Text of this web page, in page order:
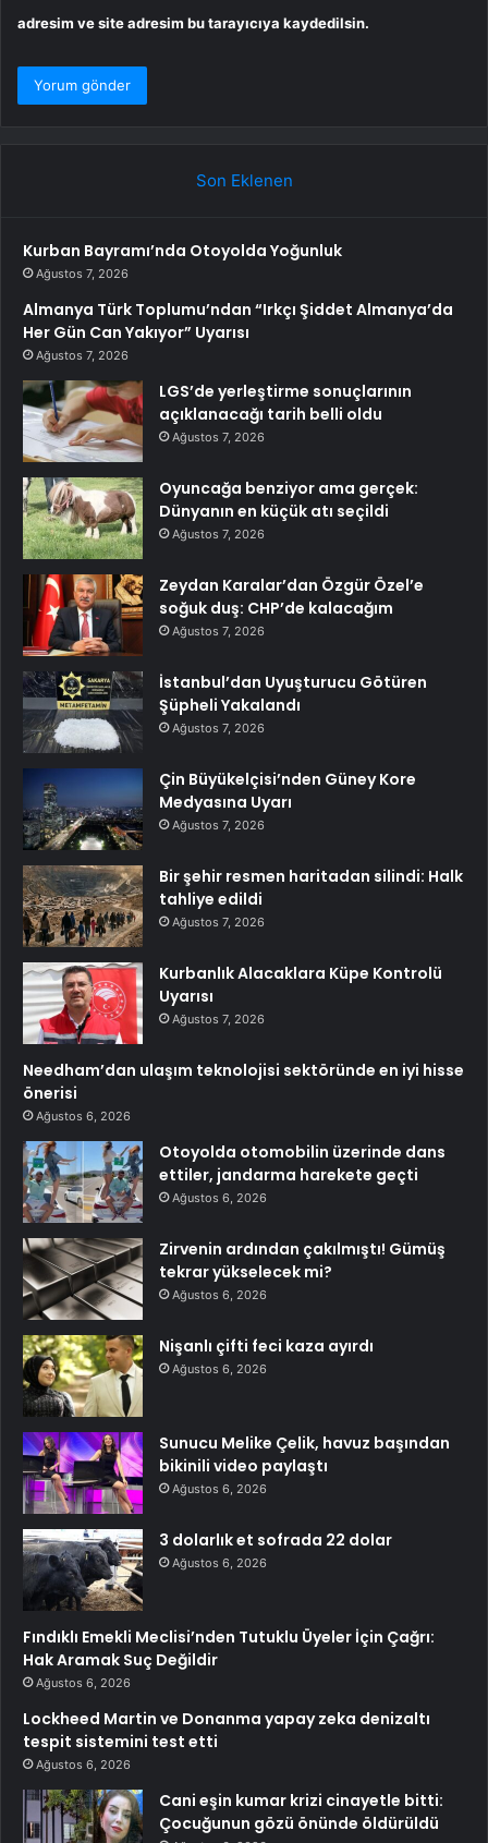
adresim ve site adresim bu tarayıcıya kaydedilsin.
Son Eklenen
Kurban Bayramı’nda Otoyolda Yoğunluk
Ağustos 7, 2026
Almanya Türk Toplumu’ndan “Irkçı Şiddet Almanya’da
Her Gün Can Yakıyor” Uyarısı
Ağustos 7, 2026
LGS’de yerleştirme sonuçlarının
açıklanacağı tarih belli oldu
Ağustos 7, 2026
Oyuncağa benziyor ama gerçek:
Dünyanın en küçük atı seçildi
Ağustos 7, 2026
Zeydan Karalar’dan Özgür Özel’e
soğuk duş: CHP’de kalacağım
Ağustos 7, 2026
İstanbul’dan Uyuşturucu Götüren
Şüpheli Yakalandı
Ağustos 7, 2026
Çin Büyükelçisi’nden Güney Kore
Medyasına Uyarı
Ağustos 7, 2026
Bir şehir resmen haritadan silindi: Halk
tahliye edildi
Ağustos 7, 2026
Kurbanlık Alacaklara Küpe Kontrolü
Uyarısı
Ağustos 7, 2026
Needham’dan ulaşım teknolojisi sektöründe en iyi hisse
önerisi
Ağustos 6, 2026
Otoyolda otomobilin üzerinde dans
ettiler, jandarma harekete geçti
Ağustos 6, 2026
Zirvenin ardından çakılmıştı! Gümüş
tekrar yükselecek mi?
Ağustos 6, 2026
Nişanlı çifti feci kaza ayırdı
Ağustos 6, 2026
Sunucu Melike Çelik, havuz başından
bikinili video paylaştı
Ağustos 6, 2026
3 dolarlık et sofrada 22 dolar
Ağustos 6, 2026
Fındıklı Emekli Meclisi’nden Tutuklu Üyeler İçin Çağrı:
Hak Aramak Suç Değildir
Ağustos 6, 2026
Lockheed Martin ve Donanma yapay zeka denizaltı
tespit sistemini test etti
Ağustos 6, 2026
Cani eşin kumar krizi cinayetle bitti:
Çocuğunun gözü önünde öldürüldü